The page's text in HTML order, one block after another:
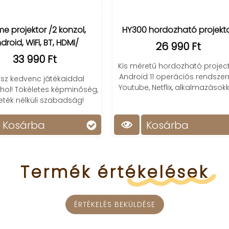
hordozható projektor
26 990 Ft
hordozható projector,
11 operációs rendszerrel,
Netflix, alkalmazásokkal.
Kosárba
3D LED holografikus
32 990 Ft
Lenyűgöző 3D hatás,
vizuális élmény minden
pillanatban.
Kosárba
Termék értékelések
ÉRTÉKELÉS BEKÜLDÉSE